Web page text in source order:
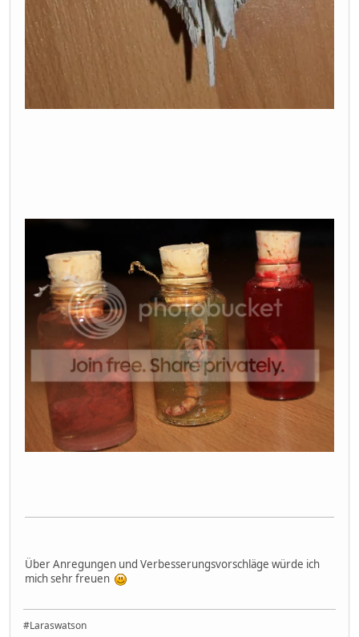
Über Anregungen und Verbesserungsvorschläge würde ich
mich sehr freuen
#Laraswatson